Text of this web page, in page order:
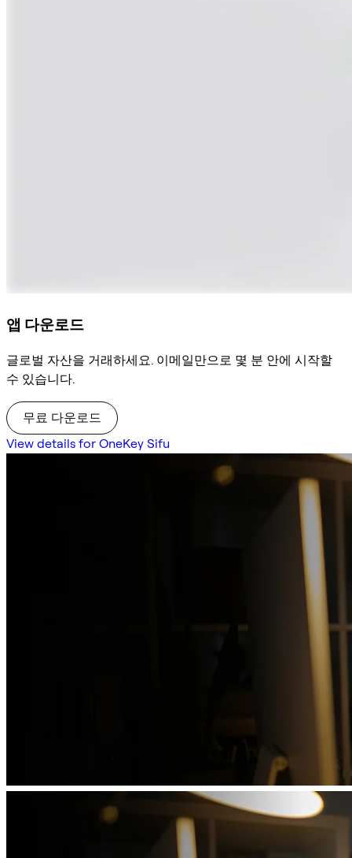
앱 다운로드
글로벌 자산을 거래하세요. 이메일만으로 몇 분 안에 시작할
수 있습니다.
무료 다운로드
View details for OneKey Sifu